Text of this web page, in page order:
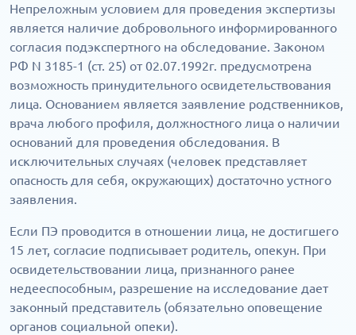
Непреложным условием для проведения экспертизы
является наличие добровольного информированного
согласия подэкспертного на обследование. Законом
РФ N 3185-1 (ст. 25) от 02.07.1992г. предусмотрена
возможность принудительного освидетельствования
лица. Основанием является заявление родственников,
врача любого профиля, должностного лица о наличии
оснований для проведения обследования. В
исключительных случаях (человек представляет
опасность для себя, окружающих) достаточно устного
заявления.
Если ПЭ проводится в отношении лица, не достигшего
15 лет, согласие подписывает родитель, опекун. При
освидетельствовании лица, признанного ранее
недееспособным, разрешение на исследование дает
законный представитель (обязательно оповещение
органов социальной опеки).